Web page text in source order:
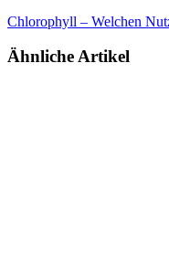
Chlorophyll – Welchen
Ähnliche Artikel